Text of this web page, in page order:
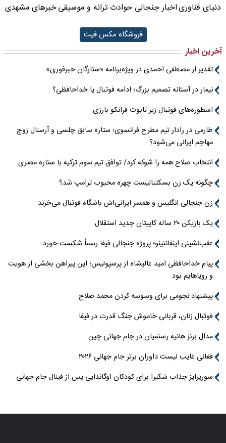
دنیای فناوریاخبار جنجالی حوادثترانه و موسیقیخبرهای مشهدی
فروشگاه مکس فیت
آخرین اخبار
تقدیر از مصطفی احمدی در ویژه‌برنامه «ستارگان خبرفوری»
نیمار در آستانه تصمیم بزرگ؛ ادامه فوتبال یا خداحافظی؟
اسطوره‌های فوتبال زیر تابوت فرانکو بارزی
طارمی در رادار تیم مطرح فرانسوی؛ ستاره سابق چلسی و آرسنال زوج
مهاجم ایرانی می‌شود؟
انتخاب صلاح همه را شوکه کرد/ توافق تیم سوم ترکیه با ستاره مصری
چگونه یک زن بسکتبالیست چهره محبوب ترامپ شد؟
زن جنجالی انگلیس و همسر ایرانی‌اش باشگاه فوتبال می‌خرند
یک بازیکن ۲۰ ساله کاپیتان جدید استقلال
عقب‌نشینی اینفانتینو؛ پروژه جنجالی فیفا رسماً شکست خورد
پیام خداحافظی امید عالیشاه از پرسپولیس؛ این پیراهن بخشی از هویت
و رویاهایم بود
پیشنهاد نجومی برای وسوسه کردن محمد صلاح
فوتبال زنان، قربانی خاموش جنگ قدرت در فیفا
مدال برنز هانیه رستمیان در جام جهانی چین
فغانی غایب لیست داوران برتر جام جهانی ۲۰۲۶
سورپرایز جذاب شکیرا برای کودکان اوگاندایی پس از فینال جام جهانی